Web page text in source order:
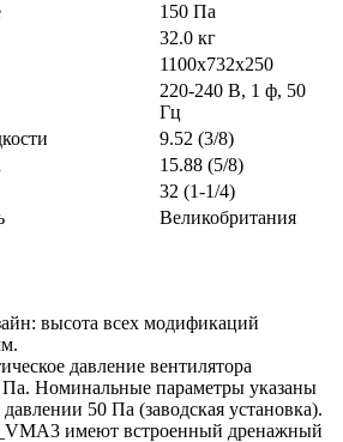
150 Па
32.0 кг
1100x732x250
220-240 В, 1 ф, 50
Гц
9.52 (3/8)
15.88 (5/8)
32 (1-1/4)
Великобритания
высота всех модификаций
давление вентилятора
Па. Номинальные параметры указаны
50 Па (заводская установка).
имеют встроенный дренажный